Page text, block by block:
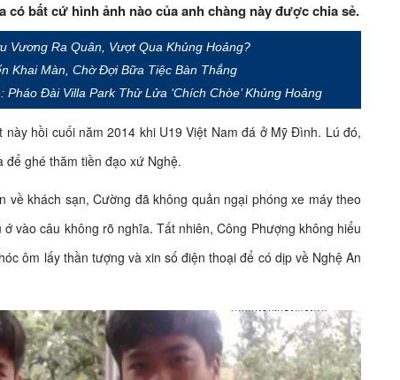
bất cứ hình ảnh nào của anh chàng này được chia sẻ.
Vương Ra Quân, Vượt Qua Khủng Hoảng?
Khai Màn, Chờ Đợi Bữa Tiệc Bàn Thắng
Đài Villa Park Thử Lửa ‘Chích Chòe’ Khủng Hoảng
hồi cuối năm 2014 khi U19 Việt Nam đá ở Mỹ Đình. Lú đó,
ghé thăm tiền đạo xứ Nghệ.
về khách sạn, Cường đã không quản ngại phóng xe máy theo
vào câu không rõ nghĩa. Tất nhiên, Công Phượng không hiểu
ôm lấy thần tượng và xin số điện thoại để có dịp về Nghệ An